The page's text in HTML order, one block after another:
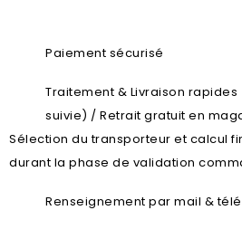
Paiement sécurisé
Traitement & Livraison rapides
suivie) / Retrait gratuit en
Sélection du transporteur et calcul
durant la phase de validation
Renseignement par mail &